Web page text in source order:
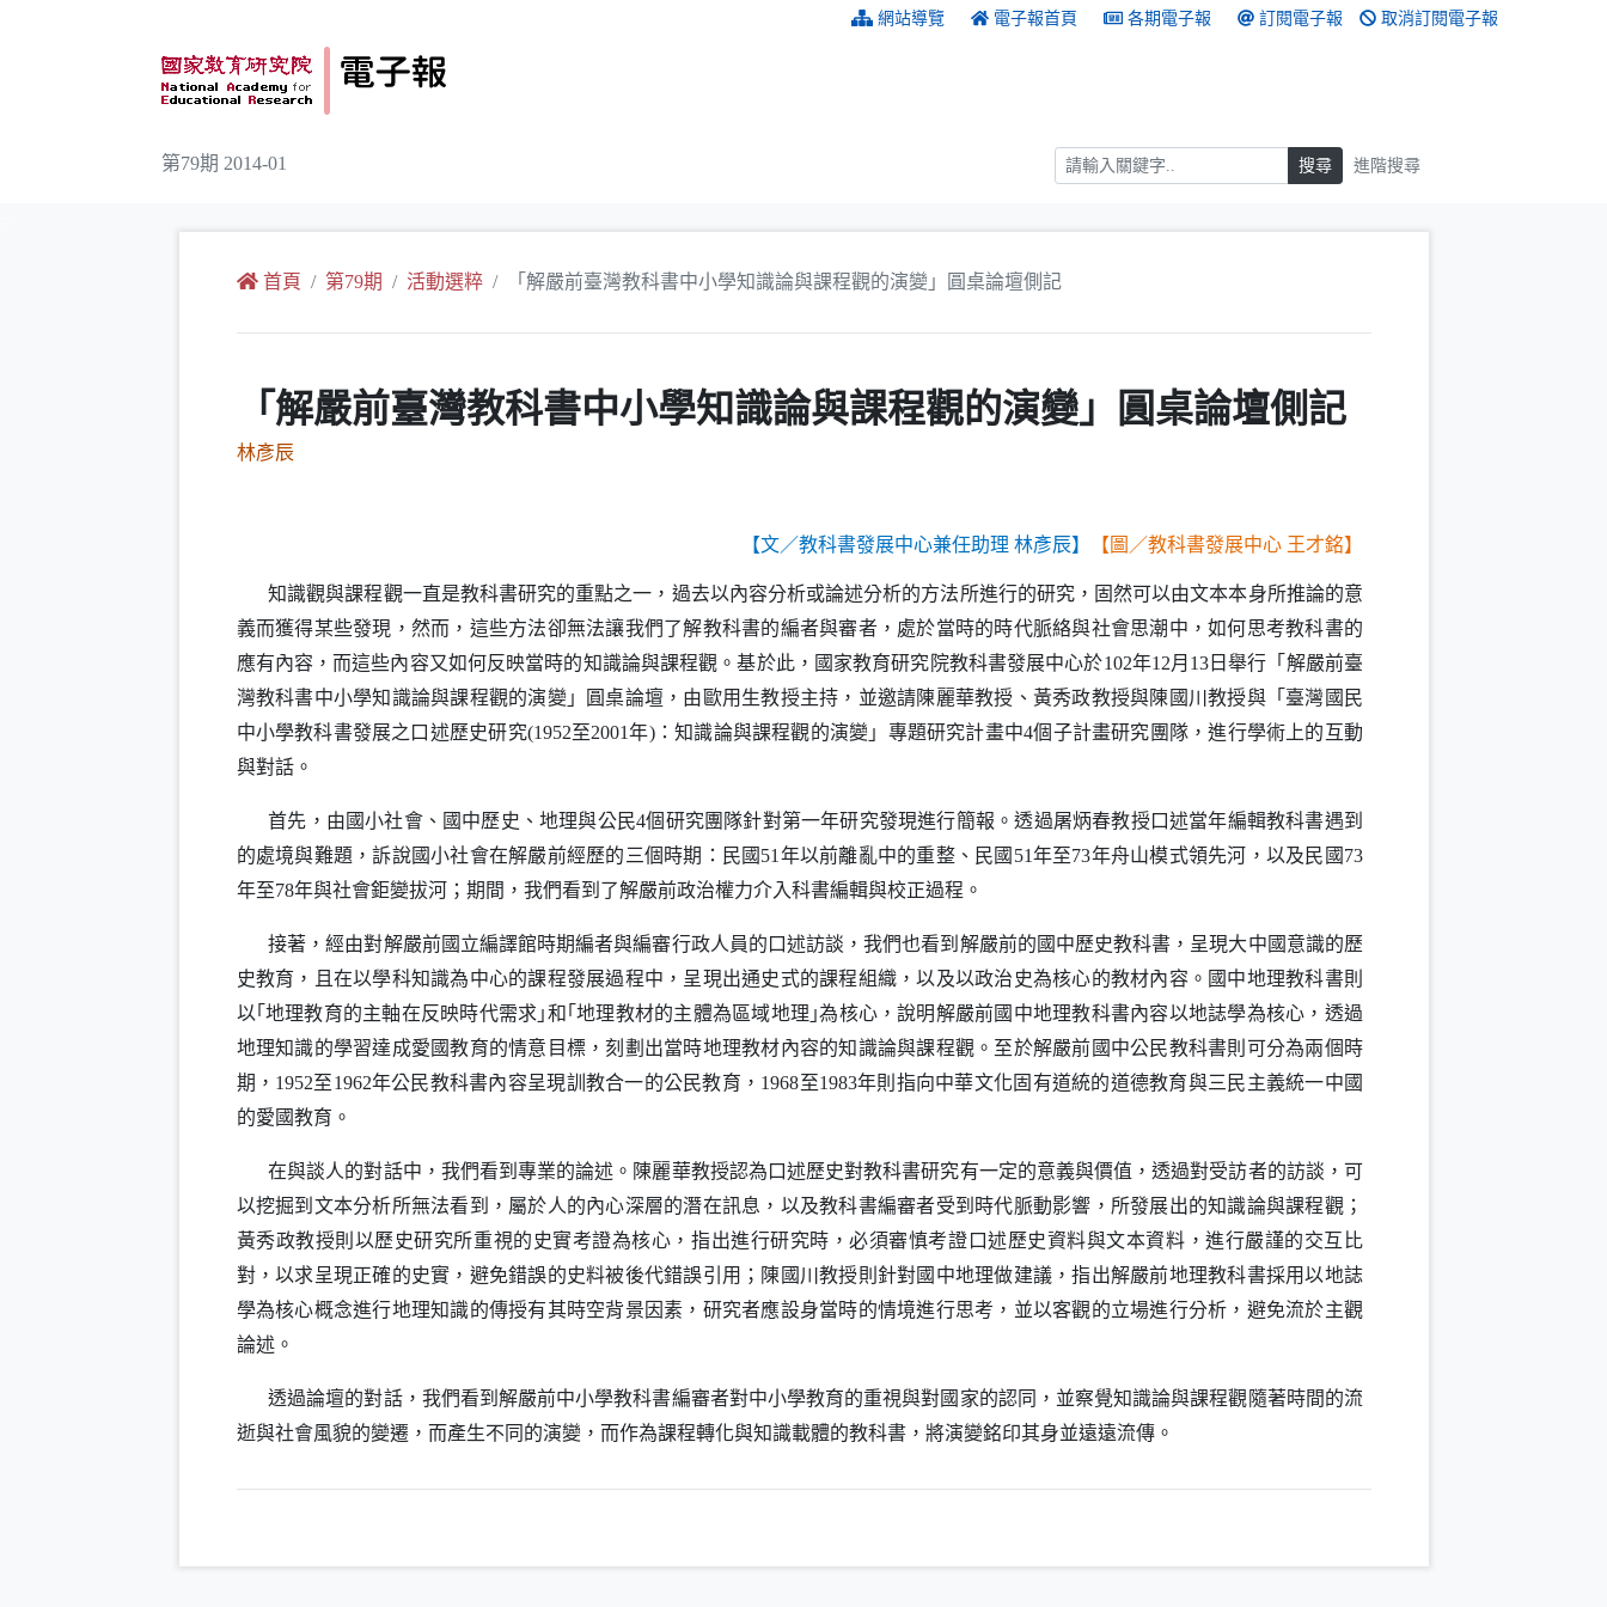
網站導覽 電子報首頁 各期電子報 訂閱電子報 取消訂閱電子報
第79期 2014-01 搜尋 搜尋 進階搜尋
首頁 第79期 活動選粹 「解嚴前臺灣教科書中小學知識論與課程觀的演變」圓桌論壇側記
「解嚴前臺灣教科書中小學知識論與課程觀的演變」圓桌論壇側記
林彥辰
【文／教科書發展中心兼任助理 林彥辰】
【圖／教科書發展中心 王才銘】
知識觀與課程觀一直是教科書研究的重點之一，過去以內容分析或論述分析的方法所進行的研究，固然可以由文本本身所推論的意
義而獲得某些發現，然而，這些方法卻無法讓我們了解教科書的編者與審者，處於當時的時代脈絡與社會思潮中，如何思考教科書的
應有內容，而這些內容又如何反映當時的知識論與課程觀。基於此，國家教育研究院教科書發展中心於102年12月13日舉行「解嚴前臺
灣教科書中小學知識論與課程觀的演變」圓桌論壇，由歐用生教授主持，並邀請陳麗華教授、黃秀政教授與陳國川教授與「臺灣國民
中小學教科書發展之口述歷史研究(1952至2001年)：知識論與課程觀的演變」專題研究計畫中4個子計畫研究團隊，進行學術上的互動
與對話。
首先，由國小社會、國中歷史、地理與公民4個研究團隊針對第一年研究發現進行簡報。透過屠炳春教授口述當年編輯教科書遇到
的處境與難題，訴說國小社會在解嚴前經歷的三個時期：民國51 年以前離亂中的重整、民國51年至73年舟山模式領先河，以及民國73
年至78年與社會鉅變拔河；期間，我們看到了解嚴前政治權力介入科書編輯與校正過程。
接著，經由對解嚴前國立編譯館時期編者與編審行政人員的口述訪談，我們也看到解嚴前的國中歷史教科書，呈現大中國意識的歷
史教育，且在以學科知識為中心的課程發展過程中，呈現出通史式的課程組織，以及以政治史為核心的教材內容。國中地理教科書則
以｢地理教育的主軸在反映時代需求｣和｢地理教材的主體為區域地理｣為核心，說明解嚴前國中地理教科書內容以地誌學為核心，透過
地理知識的學習達成愛國教育的情意目標，刻劃出當時地理教材內容的知識論與課程觀。至於解嚴前國中公民教科書則可分為兩個時
期， 1952至1962年公民教科書內容呈現訓教合一的公民教育， 1968至1983年則指向中華文化固有道統的道德教育與三民主義統一中國
的愛國教育。
在與談人的對話中，我們看到專業的論述。陳麗華教授認為口述歷史對教科書研究有一定的意義與價值，透過對受訪者的訪談，可
以挖掘到文本分析所無法看到，屬於人的內心深層的潛在訊息，以及教科書編審者受到時代脈動影響，所發展出的知識論與課程觀；
黃秀政教授則以歷史研究所重視的史實考證為核心，指出進行研究時，必須審慎考證口述歷史資料與文本資料，進行嚴謹的交互比
對，以求呈現正確的史實，避免錯誤的史料被後代錯誤引用；陳國川教授則針對國中地理做建議，指出解嚴前地理教科書採用以地誌
學為核心概念進行地理知識的傳授有其時空背景因素，研究者應設身當時的情境進行思考，並以客觀的立場進行分析，避免流於主觀
論述。
透過論壇的對話，我們看到解嚴前中小學教科書編審者對中小學教育的重視與對國家的認同，並察覺知識論與課程觀隨著時間的流
逝與社會風貌的變遷，而產生不同的演變，而作為課程轉化與知識載體的教科書，將演變銘印其身並遠遠流傳。